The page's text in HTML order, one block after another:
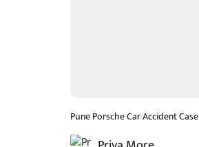
Pune Porsche Car Accident Case